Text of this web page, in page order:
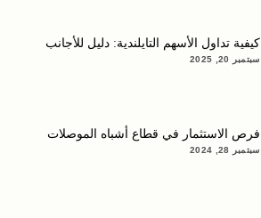
كيفية تداول الأسهم التايلندية: دليل للأجانب
سبتمبر 20, 2025
فرص الاستثمار في قطاع أشباه الموصلات
سبتمبر 28, 2024